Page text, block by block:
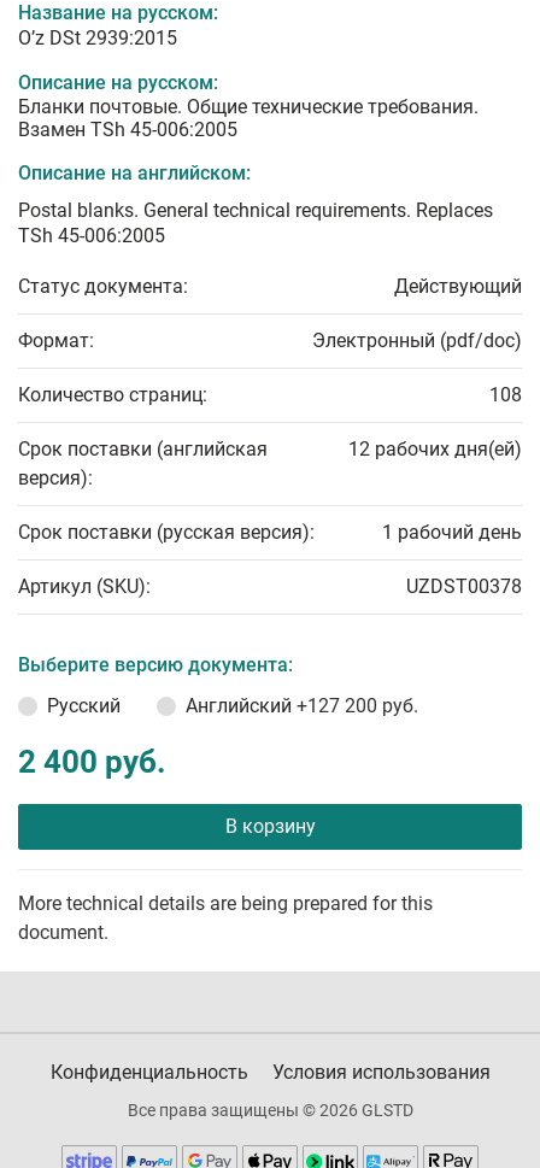
Название на русском:
O’z DSt 2939:2015
Описание на русском:
Бланки почтовые. Общие технические требования.
Взамен TSh 45-006:2005
Описание на английском:
Postal blanks. General technical requirements. Replaces
TSh 45-006:2005
Статус документа: Действующий
Формат: Электронный (pdf/doc)
Количество страниц: 108
Срок поставки (английская
версия):
12 рабочих дня(ей)
Срок поставки (русская версия): 1 рабочий день
Артикул (SKU): UZDST00378
Выберите версию документа:
Русский
Английский +127 200 руб.
2 400 руб.
В корзину
More technical details are being prepared for this
document.
Конфиденциальность Условия использования
Все права защищены © 2026 GLSTD